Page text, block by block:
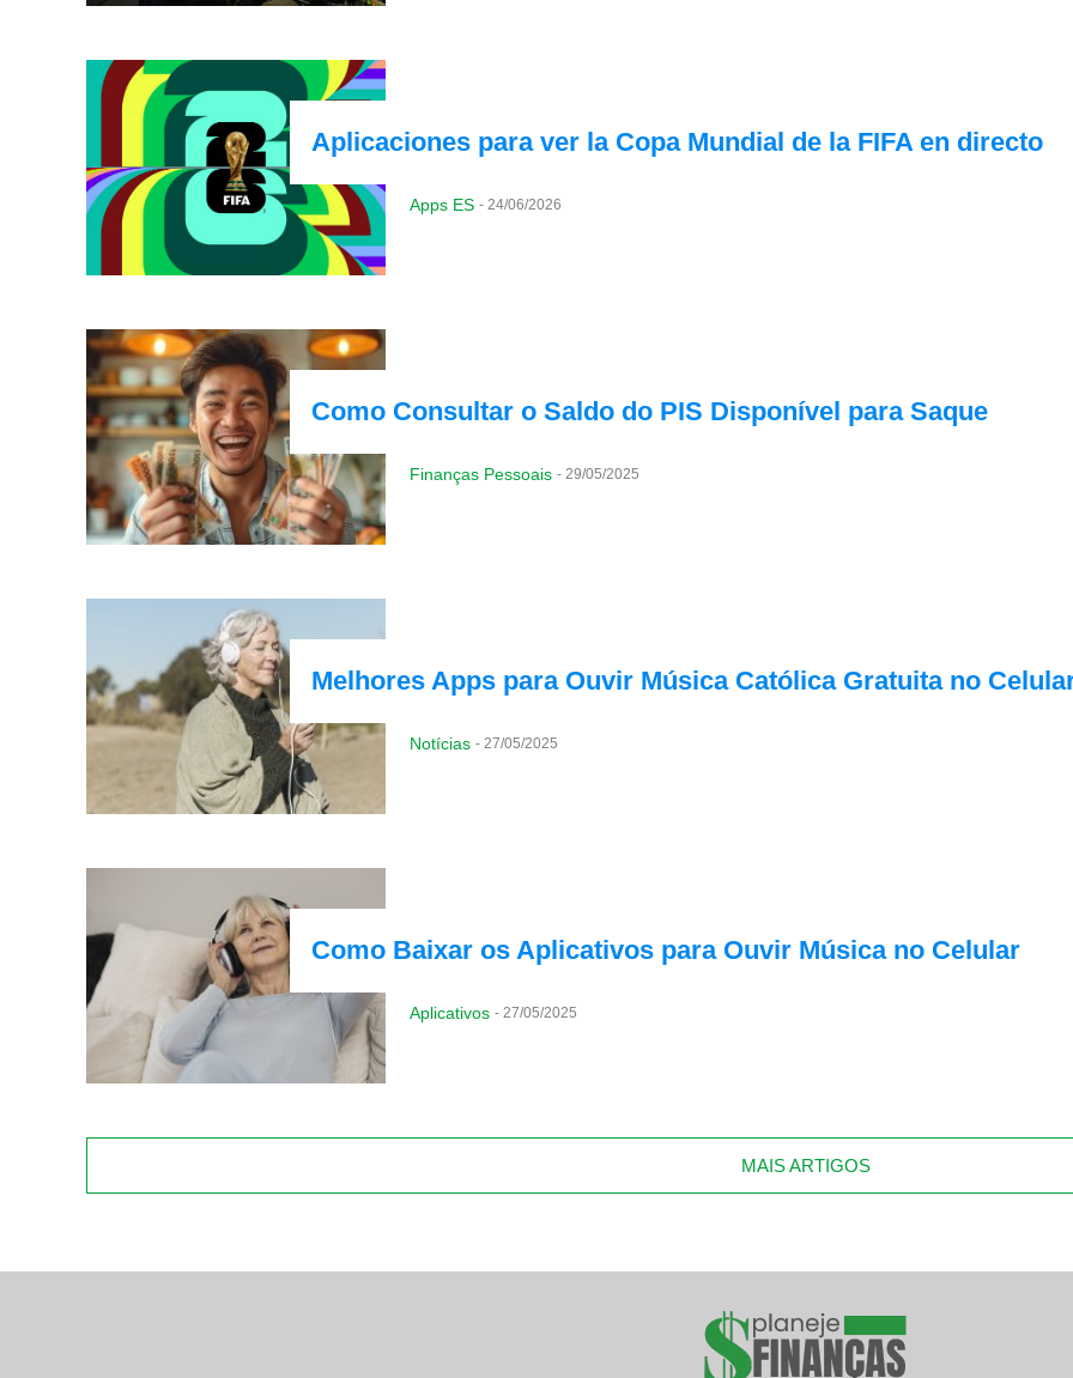
Aplicaciones para ver la Copa Mundial de la FIFA en directo
Apps ES - 24/06/2026
Como Consultar o Saldo do PIS Disponível para Saque
Finanças Pessoais - 29/05/2025
Melhores Apps para Ouvir Música Católica Gratuita no
Notícias - 27/05/2025
Como Baixar os Aplicativos para Ouvir Música no Celular
Aplicativos - 27/05/2025
MAIS ARTIGOS